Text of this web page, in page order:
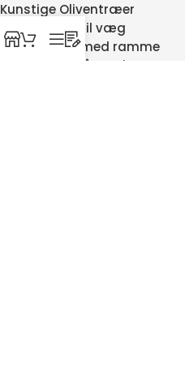
Kunstige Oliventræer
Verdenskort til væg
Verdenskort med ramme
Hængekøje på stativ